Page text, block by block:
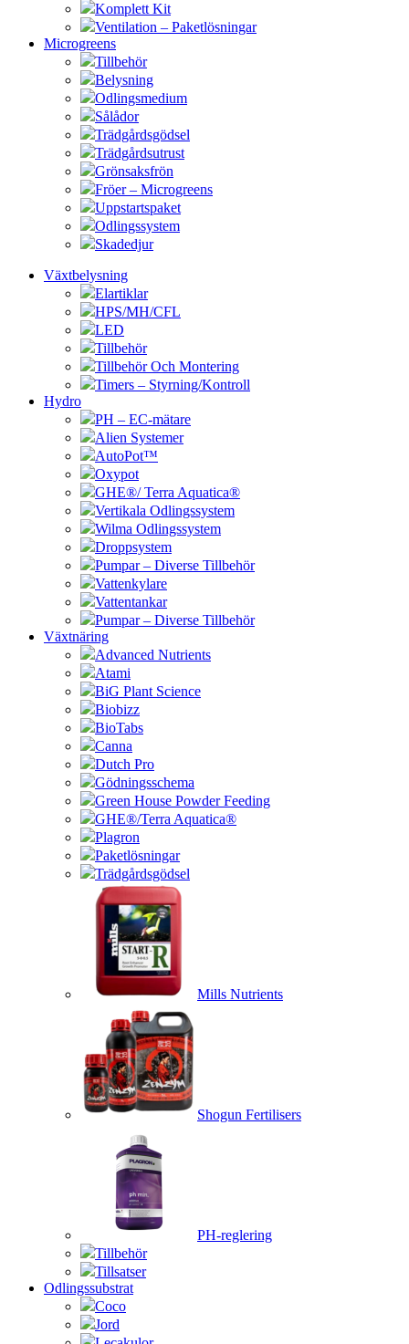
Komplett Kit
Ventilation – Paketlösningar
Microgreens
Tillbehör
Belysning
Odlingsmedium
Sålådor
Trädgårdsgödsel
Trädgårdsutrust
Grönsaksfrön
Fröer – Microgreens
Uppstartspaket
Odlingssystem
Skadedjur
Växtbelysning
Elartiklar
HPS/MH/CFL
LED
Tillbehör
Tillbehör Och Montering
Timers – Styrning/Kontroll
Hydro
PH – EC-mätare
Alien Systemer
AutoPot™
Oxypot
GHE®/ Terra Aquatica®
Vertikala Odlingssystem
Wilma Odlingssystem
Droppsystem
Pumpar – Diverse Tillbehör
Vattenkylare
Vattentankar
Pumpar – Diverse Tillbehör
Växtnäring
Advanced Nutrients
Atami
BiG Plant Science
Biobizz
BioTabs
Canna
Dutch Pro
Gödningsschema
Green House Powder Feeding
GHE®/Terra Aquatica®
Plagron
Paketlösningar
Trädgårdsgödsel
Mills Nutrients
Shogun Fertilisers
PH-reglering
Tillbehör
Tillsatser
Odlingssubstrat
Coco
Jord